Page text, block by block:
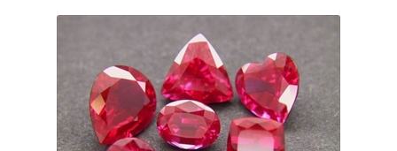
TEL.059-392-6577
営業時間 10:00〜18:30
定休日
火曜日・水曜日
※祝日の場合は営業
浜松店 TEL.053-455-2177